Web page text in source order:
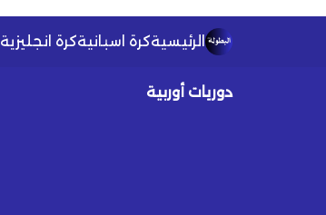
الرئيسيةكرة اسبانيةكرة انجليزية
دوريات أوربية